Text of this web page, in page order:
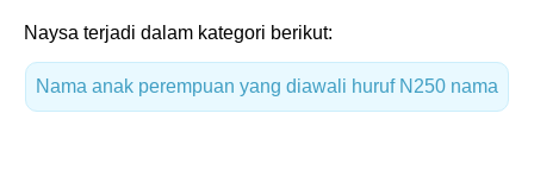
Naysa terjadi dalam kategori berikut:
Nama anak perempuan yang diawali huruf N 250 nama